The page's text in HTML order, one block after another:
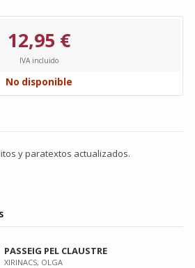
12,95 €
IVA incluido
No disponible
y paratextos actualizados.
PASSEIG PEL CLAUSTRE
XIRINACS, OLGA